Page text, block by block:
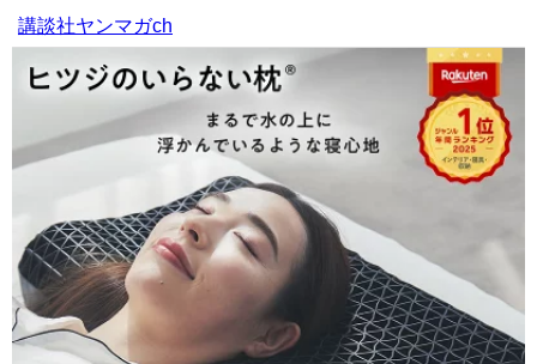
講談社ヤンマガch